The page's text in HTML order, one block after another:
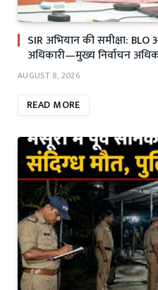
SIR अभियान की समीक्षा:
अधिकारी—मुख्य निर्वाचन
AUGUST 8, 2026
READ MORE